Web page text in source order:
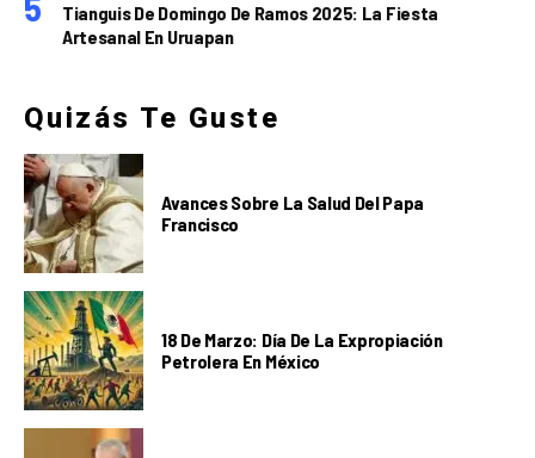
Tianguis De Domingo De Ramos 2025: La Fiesta
Artesanal En Uruapan
Quizás Te Guste
Avances Sobre La Salud Del Papa
Francisco
18 De Marzo: Día De La Expropiación
Petrolera En México